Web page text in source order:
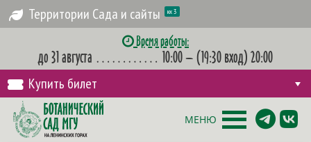
Территории Сада и сайты их 3
Время работы:
до 31 августа ………… 10:00 – (19:30 вход) 20:00
Купить билет
МЕНЮ